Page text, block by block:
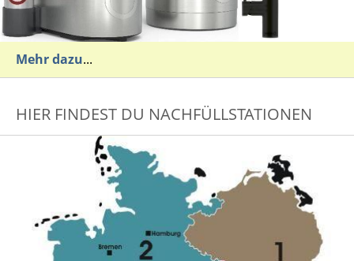
Mehr dazu...
HIER FINDEST DU NACHFÜLLSTATIONEN